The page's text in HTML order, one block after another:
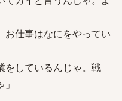
お仕事はなにをやってい
をしているんじゃ。戦